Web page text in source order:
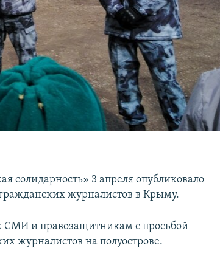
солидарность» 3 апреля опубликовало
журналистов в Крыму.
СМИ и правозащитникам с просьбой
журналистов на полуострове.